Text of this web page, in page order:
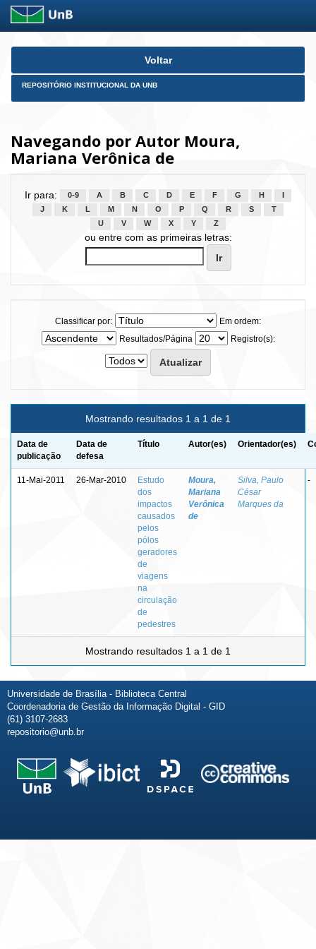
Skip
Voltar
REPOSITÓRIO INSTITUCIONAL DA UNB
Navegando por Autor Moura,
Mariana Verônica de
Ir para: 0-9 A B C D E F G H
J
K L M N O P Q R S
T
U
V W X Y Z
ou entre com as primeiras letras:
Classificar por:
Em ordem:
Resultados/Página
Registro(s):
Mostrando resultados 1 a 1 de 1
Data de
publicação
Data de
defesa
Título Autor(es) Orientador(es)
11-Mai-2011 26-Mar-2010
Estudo
dos
impactos
causados
pelos
pólos
geradores
de
viagens
na
circulação
de
pedestres
Moura,
Mariana
Verônica
de
Silva, Paulo
César
Marques da
-
Mostrando resultados 1 a 1 de 1
Universidade de Brasília - Biblioteca Central
Coordenadoria de Gestão da Informação Digital - GID
(61) 3107-2683
repositorio@unb.br